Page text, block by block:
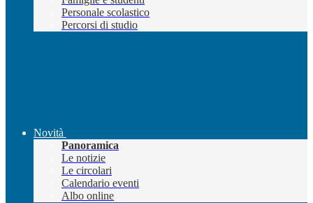
Personale scolastico
Percorsi di studio
Novità
Panoramica
Le notizie
Le circolari
Calendario eventi
Albo online